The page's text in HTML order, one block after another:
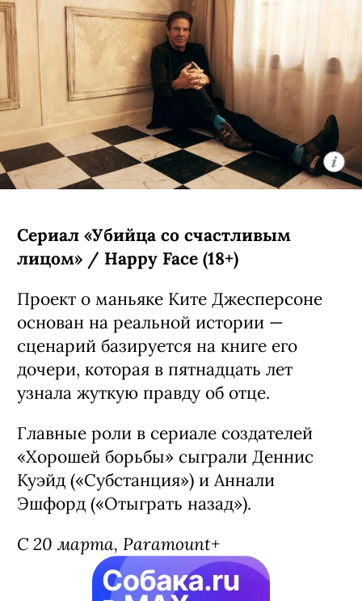
Сериал «Убийца со счастливым
лицом» / Happy Face (18+)
Проект о маньяке Ките Джесперсоне
основан на реальной истории —
сценарий базируется на книге его
дочери, которая в пятнадцать лет
узнала жуткую правду об отце.
Главные роли в сериале создателей
«Хорошей борьбы» сыграли Деннис
Куэйд («Субстанция») и Аннали
Эшфорд («Отыграть назад»).
С 20 марта, Paramount+